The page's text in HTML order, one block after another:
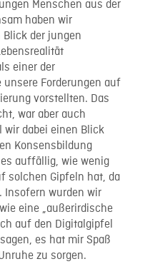
Menschen aus der
haben wir
der jungen
einer der
Forderungen auf
vorstellten. Das
war aber auch
wir dabei einen Blick
Konsensbildung
auffällig, wie wenig
solchen Gipfeln hat, da
Insofern wurden wir
eine „außerirdische
auf den Digitalgipfel
es hat mir Spaß
zu sorgen.